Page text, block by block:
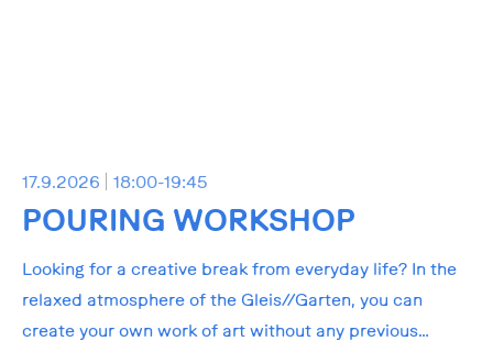
17.9.2026 18:00-19:45
POURING WORKSHOP
Looking for a creative break from everyday life? In the
relaxed atmosphere of the Gleis//Garten, you can
create your own work of art without any previous